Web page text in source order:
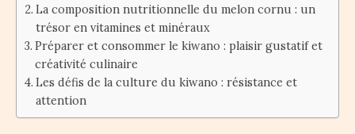
La composition nutritionnelle du melon cornu : un
trésor en vitamines et minéraux
Préparer et consommer le kiwano : plaisir gustatif et
créativité culinaire
Les défis de la culture du kiwano : résistance et
attention